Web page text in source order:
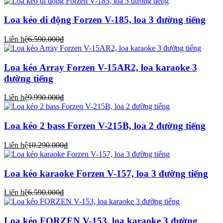
Loa kéo di động Forzen V-185, loa 3 đường tiếng
Liên hệ6.590.000₫
Loa kéo Array Forzen V-15AR2, loa karaoke 3
đường tiếng
Liên hệ9.990.000₫
Loa kéo 2 bass Forzen V-215B, loa 2 đường tiếng
Liên hệ10.290.000₫
Loa kéo karaoke Forzen V-157, loa 3 đường tiếng
Liên hệ6.590.000₫
Loa kéo FORZEN V-153, loa karaoke 3 đường